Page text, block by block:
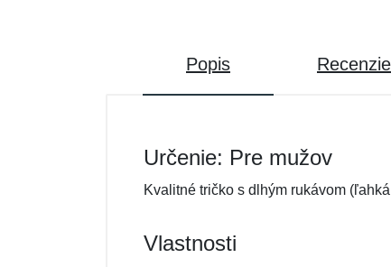
Popis Recenzie
Určenie: Pre mužov
Kvalitné tričko s dlhým rukávom
Vlastnosti